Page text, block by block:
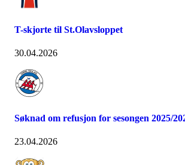
T-skjorte til St.Olavsloppet
30.04.2026
Søknad om refusjon for sesongen 2025/
23.04.2026